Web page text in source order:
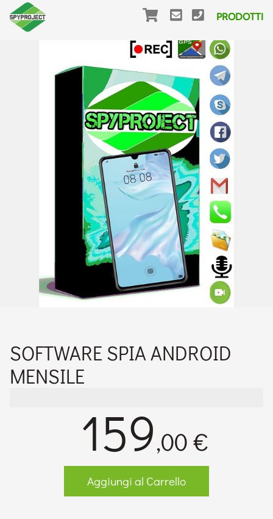
PRODOTTI
SOFTWARE SPIA ANDROID
MENSILE
159,00 €
Aggiungi al Carrello